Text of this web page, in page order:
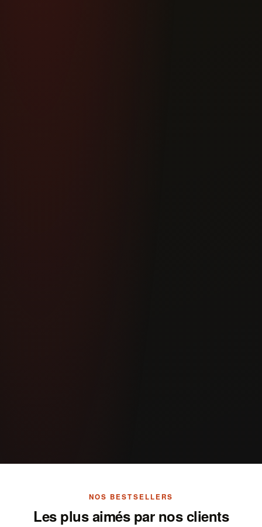
NOS BESTSELLERS
Les plus aimés par nos clients